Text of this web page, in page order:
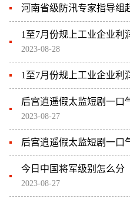
河南省级防汛专家指导组
1至7月份规上工业企业利
2023-08-28
1至7月份规上工业企业利
后宫逍遥假太监短剧一口
2023-08-27
后宫逍遥假太监短剧一口
今日中国将军级别怎么分
2023-08-27